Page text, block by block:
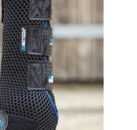
T-SHIRTS